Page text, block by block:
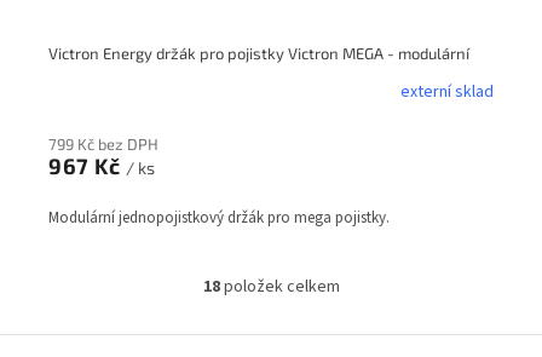
Victron Energy držák pro pojistky Victron MEGA - modulární
externí sklad
799 Kč bez DPH
967 Kč / ks
Modulární jednopojistkový držák pro mega pojistky.
O
l
18položek celkem